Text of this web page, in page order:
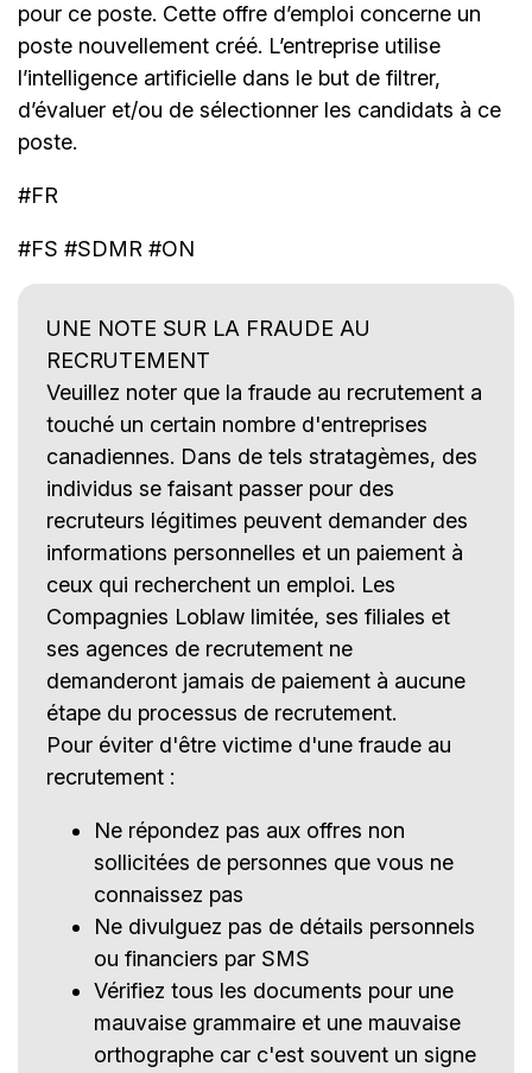
pour ce poste. Cette offre d’emploi concerne un
poste nouvellement créé. L’entreprise utilise
l’intelligence artificielle dans le but de filtrer,
d’évaluer et/ou de sélectionner les candidats à ce
poste.
#FR
#FS #SDMR #ON
UNE NOTE SUR LA FRAUDE AU
RECRUTEMENT
Veuillez noter que la fraude au recrutement a
touché un certain nombre d'entreprises
canadiennes. Dans de tels stratagèmes, des
individus se faisant passer pour des
recruteurs légitimes peuvent demander des
informations personnelles et un paiement à
ceux qui recherchent un emploi. Les
Compagnies Loblaw limitée, ses filiales et
ses agences de recrutement ne
demanderont jamais de paiement à aucune
étape du processus de recrutement.
Pour éviter d'être victime d'une fraude au
recrutement :
Ne répondez pas aux offres non
sollicitées de personnes que vous ne
connaissez pas
Ne divulguez pas de détails personnels
ou financiers par SMS
Vérifiez tous les documents pour une
mauvaise grammaire et une mauvaise
orthographe car c'est souvent un signe